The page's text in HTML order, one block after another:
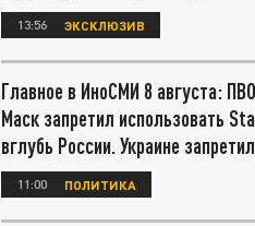
13:56 ЭКСКЛЮЗИВ
Главное в ИноСМИ 8 августа:
Маск запретил использовать
вглубь России. Украине
11:00 ПОЛИТИКА